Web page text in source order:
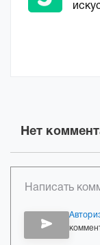
Нет